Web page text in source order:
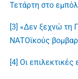
Τετάρτη στο
[3] «Δεν ξεχνώ τη
ΝΑΤΟϊκούς
[4] Οι επιλεκτικές